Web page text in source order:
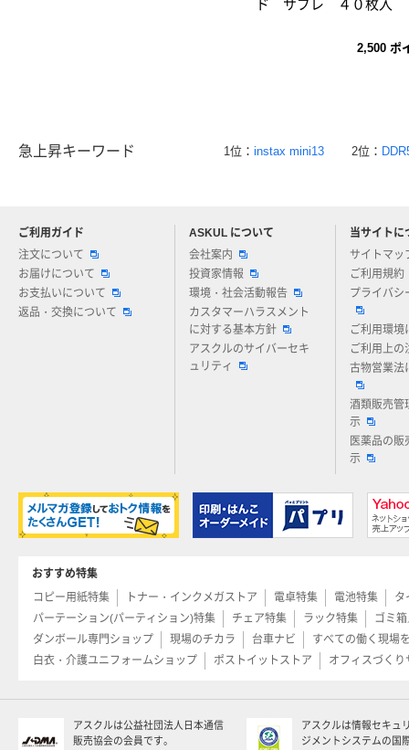
ド サブレ ４０枚入
2,500 ポ
急上昇キーワード 1位： instax mini13 2位：
ご利用ガイド
注文について
お届けについて
お支払いについて
返品・交換について
ASKUL について
会社案内
投資家情報
環境・社会活動報告
カスタマーハラスメント
に対する基本方針
アスクルのサイバーセキ
ュリティ
当サイトに
サイトマッ
ご利用規約
プライバシ
ご利用環境
ご利用上の
古物営業法
酒類販売管
示
医薬品の販
示
アスクルについてお気軽にご質問ください
おすすめ特集
コピー用紙特集
トナー・インクメガストア 電卓特集 電池特集
タ
パーテーション(パーティション)特集
チェア特集 ラック特集
ゴミ
ダンボール専門ショップ
現場のチカラ 台車ナビ
すべての働く現場
白衣・介護ユニフォームショップ
ポストイットストア オフィスづくり
アスクルは公益社団法人日本通信
販売協会の会員です。
アスクルは情報セキュ
ジメントシステムの国